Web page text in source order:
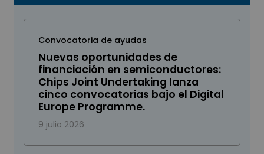
Convocatoria de ayudas
Nuevas oportunidades de
financiación en semiconductores:
Chips Joint Undertaking lanza
cinco convocatorias bajo el Digital
Europe Programme.
9 julio 2026